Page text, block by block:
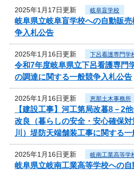
2025年1月17日更新 岐阜盲学校
岐阜県立岐阜盲学校への自動販
争入札公告
2025年1月16日更新 下呂看護専門学
令和7年度岐阜県立下呂看護専門
の調達に関する一般競争入札公告
2025年1月16日更新 恵那土木事務所
【建設工事】河工第局改暮8－2
改良（暮らしの安全・安心確保
川）堤防天端舗装工事に関する
2025年1月16日更新 岐南工業高等学
岐阜県立岐南工業高等学校への